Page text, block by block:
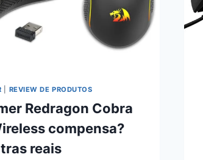
REVIEW DE PRODUTOS
Redragon Cobra
compensa?
reais